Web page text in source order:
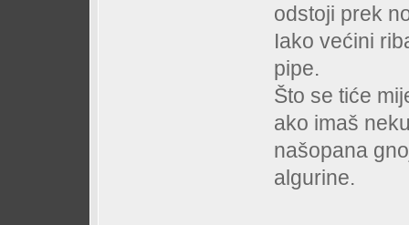
odstoji prek
Iako većini
pipe.
Što se tiće
ako imaš
našopana
algurine.